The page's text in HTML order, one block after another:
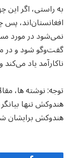
به راستی، اگر این
افغانستان‌اند، پس
نمی‌شود در مورد
گفت‌وگو شود و در
ناکارآمد یاد
توجه: نوشته ها،
هندوکش تنها
هندوکش